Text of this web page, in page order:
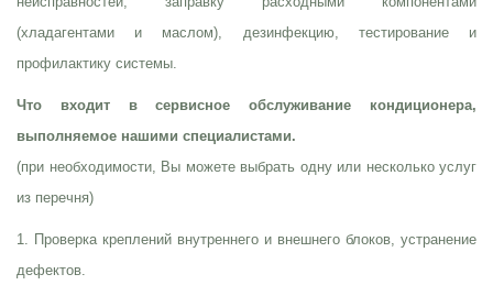
(хладагентами и маслом), дезинфекцию, тестирование и
профилактику системы.
Что входит в сервисное обслуживание кондиционера,
выполняемое нашими специалистами.
(при необходимости, Вы можете выбрать одну или несколько услуг
из перечня)
1. Проверка креплений внутреннего и внешнего блоков, устранение
дефектов.